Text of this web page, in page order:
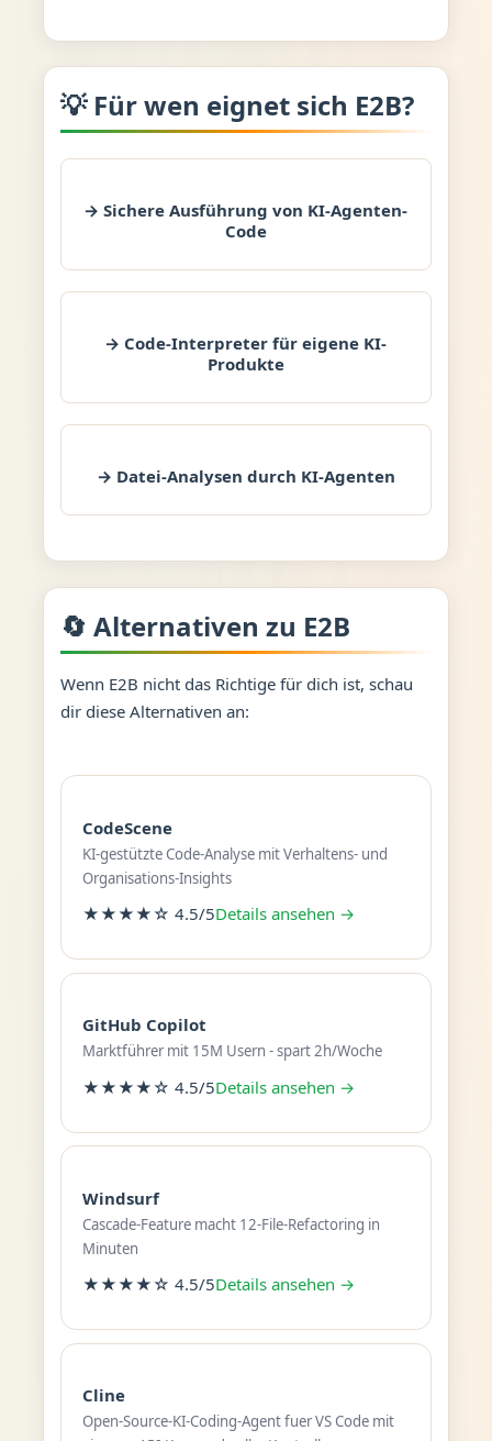
💡 Für wen eignet sich E2B?
→ Sichere Ausführung von KI-Agenten-
Code
→ Code-Interpreter für eigene KI-
Produkte
→ Datei-Analysen durch KI-Agenten
🔄 Alternativen zu E2B
Wenn E2B nicht das Richtige für dich ist, schau
dir diese Alternativen an:
CodeScene
KI-gestützte Code-Analyse mit Verhaltens- und
Organisations-Insights
★★★★☆ 4.5/5Details ansehen →
GitHub Copilot
Marktführer mit 15M Usern - spart 2h/Woche
★★★★☆ 4.5/5Details ansehen →
Windsurf
Cascade-Feature macht 12-File-Refactoring in
Minuten
★★★★☆ 4.5/5Details ansehen →
Cline
Open-Source-KI-Coding-Agent fuer VS Code mit